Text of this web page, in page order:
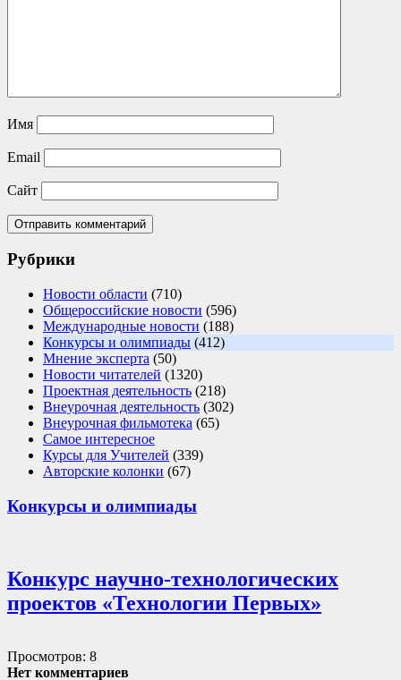
Имя
Email
Сайт
Рубрики
Новости области (710)
Общероссийские новости (596)
Международные новости (188)
Конкурсы и олимпиады (412)
Мнение эксперта (50)
Новости читателей (1320)
Проектная деятельность (218)
Внеурочная деятельность (302)
Внеурочная фильмотека (65)
Самое интересное
Курсы для Учителей (339)
Авторские колонки (67)
Конкурсы и олимпиады
Конкурс научно-технологических
проектов «Технологии Первых»
Просмотров: 8
Нет комментариев